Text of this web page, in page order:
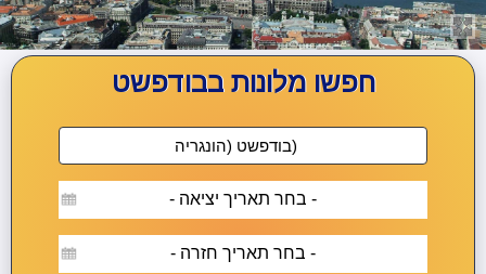
חפשו מלונות בבודפשט
- בחר תאריך יציאה -
- בחר תאריך חזרה -